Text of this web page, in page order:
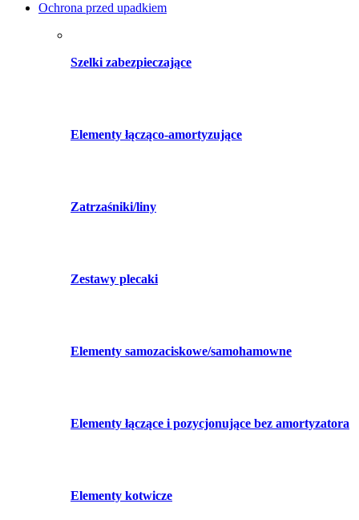
Ochrona przed upadkiem
Szelki zabezpieczające
Elementy łącząco-amortyzujące
Zatrzaśniki/liny
Zestawy plecaki
Elementy samozaciskowe/samohamowne
Elementy łączące i pozycjonujące bez amortyzatora
Elementy kotwicze